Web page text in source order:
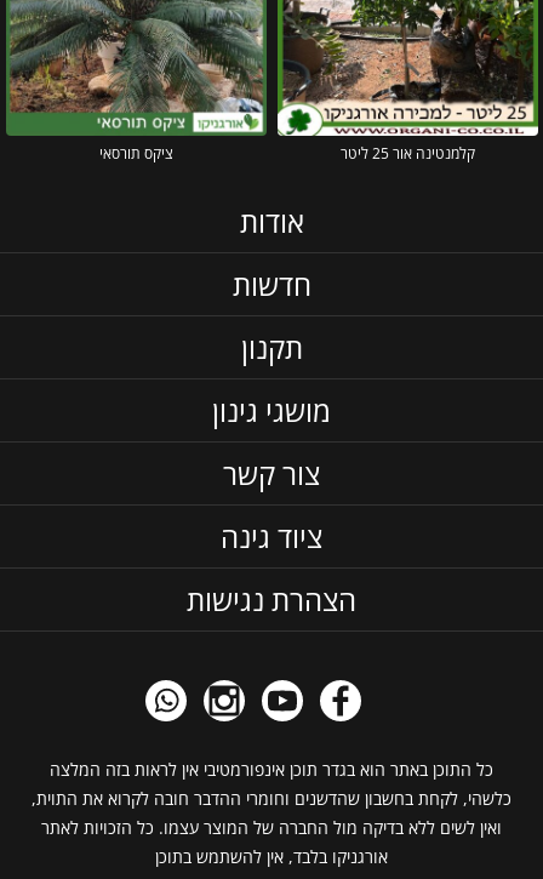
קלמנטינה אור 25 ליטר ציקס תורסאי
אודות
חדשות
תקנון
מושגי גינון
צור קשר
ציוד גינה
הצהרת נגישות
כל התוכן באתר הוא בגדר תוכן אינפורמטיבי אין לראות בזה המלצה
כלשהי, לקחת בחשבון שהדשנים וחומרי ההדבר חובה לקרוא את התוית,
ואין לשים ללא בדיקה מול החברה של המוצר עצמו. כל הזכויות לאתר
אורגניקו בלבד, אין להשתמש בתוכן